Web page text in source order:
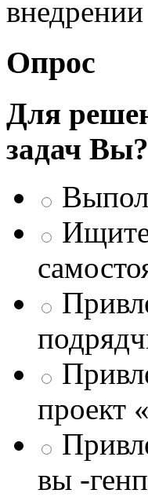
Опрос
Для
задач Вы?
Ищите
проект
вы -